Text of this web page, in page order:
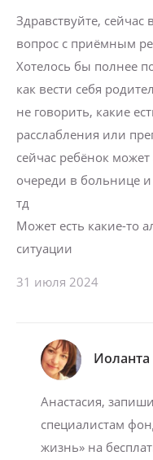
Здравствуйте,
вопрос с приёмным
Хотелось бы полнее
как вести себя
не говорить, какие
расслабления или
сейчас ребёнок может
очереди в больнице
тд
Может есть какие-то
ситуации
31 июля 2024
Иоланта
Анастасия,
специалистам
жизнь» на